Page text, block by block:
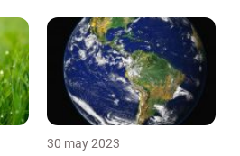
30 may 2023